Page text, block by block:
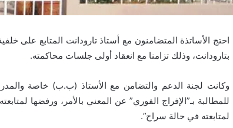
احتج الأساتذة المتضامنون مع أستاذ تارودانت المتابع على
بتارودانت، وذلك تزامنا مع انعقاد أولى جلسات محاكمته.
وكانت لجنة الدعم والتضامن مع الأستاذ (ب.ب) خاصة
للمطالبة بـ”الإفراج الفوري” عن المعني بالأمر، ورفضها
لمتابعته في حالة سراح”.